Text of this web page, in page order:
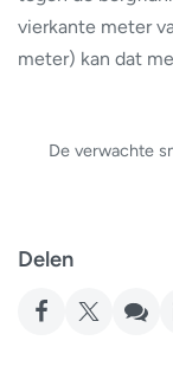
vierkante meter
meter) kan dat
De verwachte
Delen